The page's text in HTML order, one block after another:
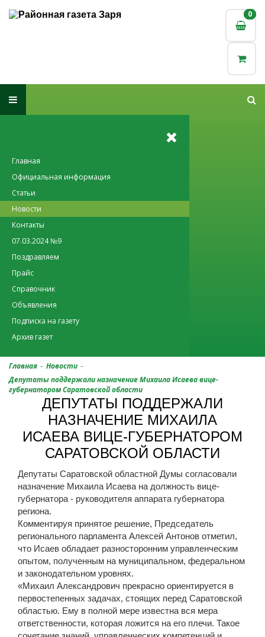
0
0
Главная
Официальная информация
Статьи
Новости
Контакты
07.03.2024 №9
Поздравляем
Прайс
Справочник
Объявления
Подписка на газету
Архив газет
Главная - Новости -
Депутаты поддержали назначение Михаила Исаева вице-
губернатором Саратовской области
ДЕПУТАТЫ ПОДДЕРЖАЛИ
НАЗНАЧЕНИЕ МИХАИЛА
ИСАЕВА ВИЦЕ-ГУБЕРНАТОРОМ
САРАТОВСКОЙ ОБЛАСТИ
Депутаты Саратовской областной Думы согласовали
назначение Михаила Исаева на должность вице-
губернатора - руководителя аппарата губернатора
региона.
Комментируя принятое решение, Председатель
регионального парламента Алексей Антонов отметил,
что Исаев обладает разносторонним управленческим
опытом, полученным на муниципальном, федеральном
и законодательном уровнях.
«Михаил Александрович прекрасно ориентируется в
первостепенных задачах, стоящих перед Саратовской
областью. Ему в полной мере известна вся мера
ответственности, которая ложится на его плечи. Такое